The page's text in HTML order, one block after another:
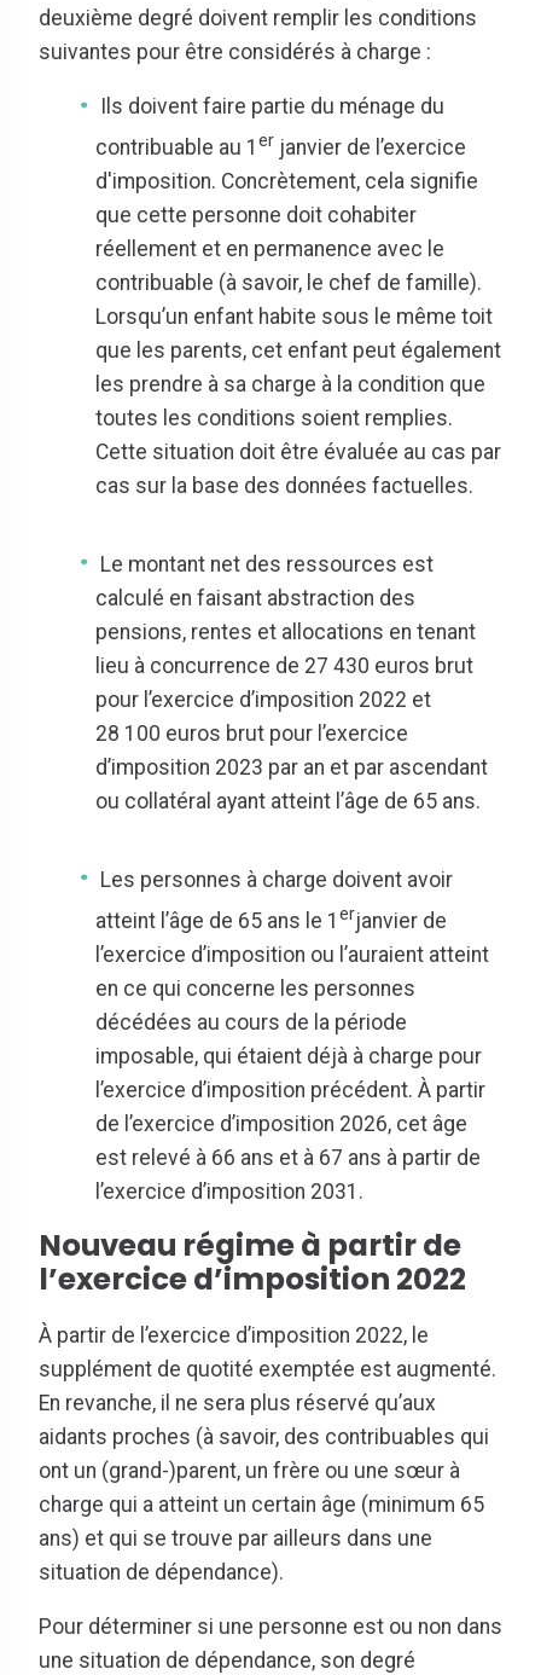
deuxième degré doivent remplir les conditions
suivantes pour être considérés à charge :
Ils doivent faire partie du ménage du
contribuable au 1er janvier de l’exercice
d'imposition. Concrètement, cela signifie
que cette personne doit cohabiter
réellement et en permanence avec le
contribuable (à savoir, le chef de famille).
Lorsqu’un enfant habite sous le même toit
que les parents, cet enfant peut également
les prendre à sa charge à la condition que
toutes les conditions soient remplies.
Cette situation doit être évaluée au cas par
cas sur la base des données factuelles.
Le montant net des ressources est
calculé en faisant abstraction des
pensions, rentes et allocations en tenant
lieu à concurrence de 27 430 euros brut
pour l’exercice d’imposition 2022 et
28 100 euros brut pour l’exercice
d’imposition 2023 par an et par ascendant
ou collatéral ayant atteint l’âge de 65 ans.
Les personnes à charge doivent avoir
atteint l’âge de 65 ans le 1erjanvier de
l’exercice d’imposition ou l’auraient atteint
en ce qui concerne les personnes
décédées au cours de la période
imposable, qui étaient déjà à charge pour
l’exercice d’imposition précédent. À partir
de l’exercice d’imposition 2026, cet âge
est relevé à 66 ans et à 67 ans à partir de
l’exercice d’imposition 2031.
Nouveau régime à partir de
l’exercice d’imposition 2022
À partir de l’exercice d’imposition 2022, le
supplément de quotité exemptée est augmenté.
En revanche, il ne sera plus réservé qu’aux
aidants proches (à savoir, des contribuables qui
ont un (grand-)parent, un frère ou une sœur à
charge qui a atteint un certain âge (minimum 65
ans) et qui se trouve par ailleurs dans une
situation de dépendance).
Pour déterminer si une personne est ou non dans
une situation de dépendance, son degré